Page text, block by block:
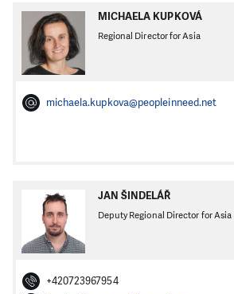
MICHAELA KUPKOVÁ
Regional Director for Asia
michaela.kupkova@peopleinneed.net
JAN ŠINDELÁŘ
Deputy Regional Director for Asia
+420723967954